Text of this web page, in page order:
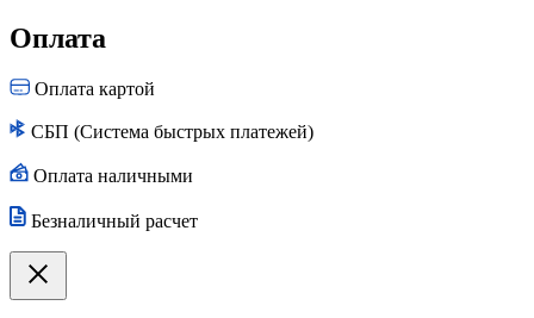
Оплата
Оплата картой
СБП (Система быстрых платежей)
Оплата наличными
Безналичный расчет